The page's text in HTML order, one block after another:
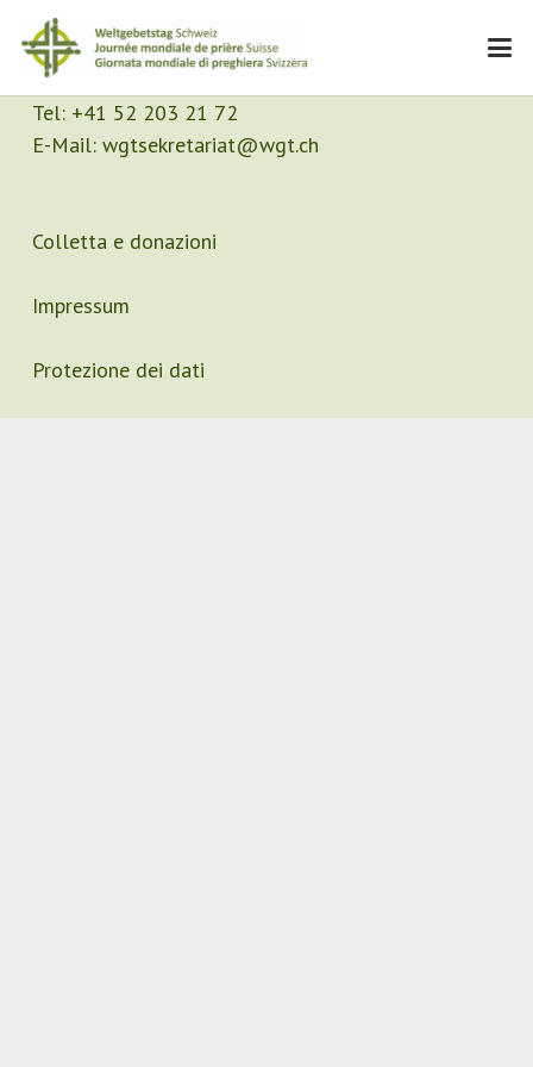
Contatto
Segretariato
Tel: +41 52 203 21 72
E-Mail: wgtsekretariat@wgt.ch
Colletta e donazioni
Impressum
Protezione dei dati